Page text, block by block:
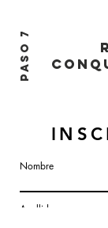
PASO 7
Nombre
Apellido